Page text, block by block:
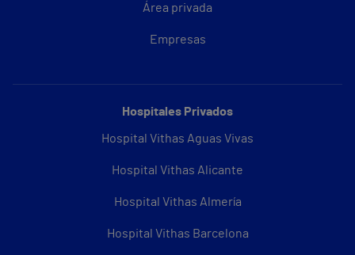
Área privada
Empresas
Hospitales Privados
Hospital Vithas Aguas Vivas
Hospital Vithas Alicante
Hospital Vithas Almería
Hospital Vithas Barcelona